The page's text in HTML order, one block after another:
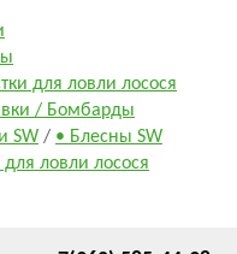
для ловли лосося
/ Бомбарды
SW / • Блесны SW
ловли лосося